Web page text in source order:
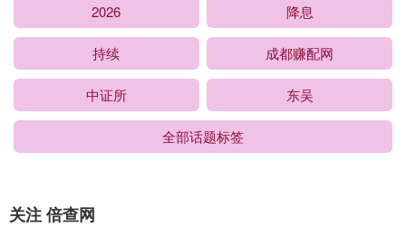
2026 降息
持续 成都赚配网
中证所 东吴
全部话题标签
关注 倍查网